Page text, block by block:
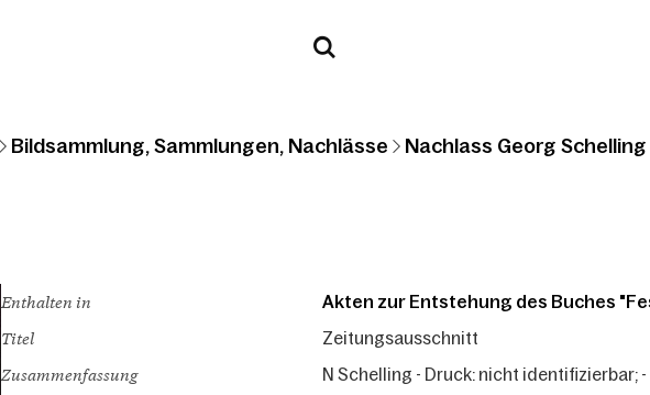
Bildsammlung, Sammlungen, Nachlässe Nachlass Georg Schelling
Enthalten in Akten zur Entstehung des Buches
Titel Zeitungsausschnitt
Zusammenfassung N Schelling - Druck: nicht identifizierbar; -